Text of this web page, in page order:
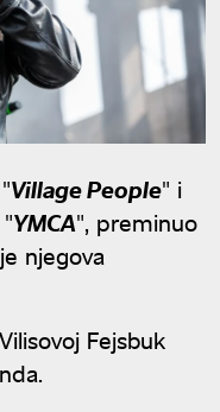
Village People" i
YMCA", preminuo
njegova
Fejsbuk